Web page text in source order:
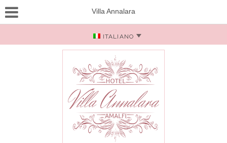
Villa Annalara
ITALIANO